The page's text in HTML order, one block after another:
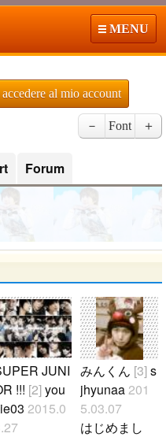
MENU
al mio account
－ Font ＋
Forum
JUNI
!!! [2]you
2015.0
みんくん [3]s
jhyunaa 201
5.03.07
はじめまし